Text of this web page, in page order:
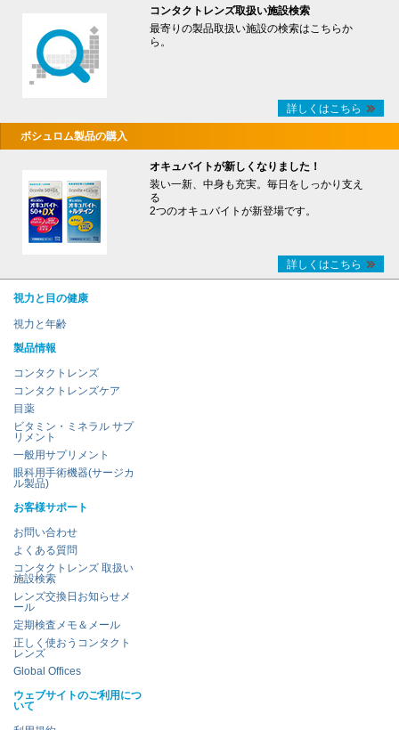
コンタクトレンズ取扱い施設検索
最寄りの製品取扱い施設の検索はこちらか
ら。
詳しくはこちら
ボシュロム製品の購入
オキュバイトが新しくなりました！
装い一新、中身も充実。毎日をしっかり支え
る
2つのオキュバイトが新登場です。
詳しくはこちら
視力と目の健康
視力と年齢
製品情報
コンタクトレンズ
コンタクトレンズケア
目薬
ビタミン・ミネラル サプ
リメント
一般用サプリメント
眼科用手術機器(サージカ
ル製品)
お客様サポート
お問い合わせ
よくある質問
コンタクトレンズ 取扱い
施設検索
レンズ交換日お知らせメ
ール
定期検査メモ＆メール
正しく使おうコンタクト
レンズ
Global Offices
ウェブサイトのご利用につ
いて